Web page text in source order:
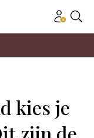
kies je